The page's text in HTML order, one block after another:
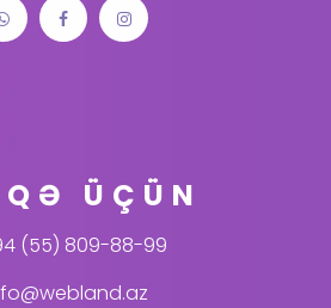
ÜÇÜN
(55) 809-88-99